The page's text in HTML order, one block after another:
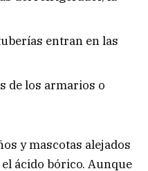
entran en las
de los armarios o
y mascotas alejados
ácido bórico. Aunque